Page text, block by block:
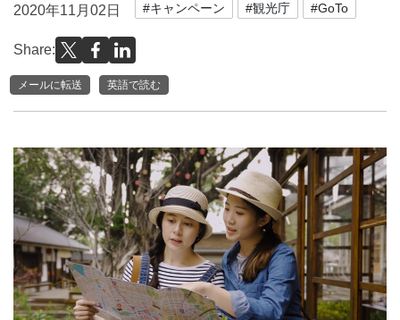
2020年11月02日 #キャンペーン #観光庁 #GoTo
Share:
メールに転送 英語で読む